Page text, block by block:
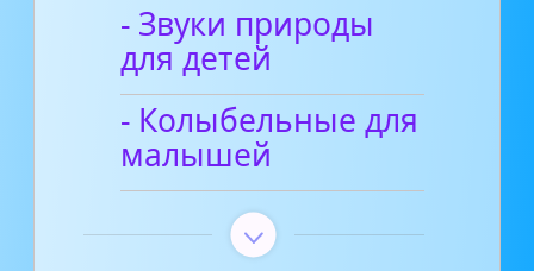
- Звуки природы
для детей
- Колыбельные для
малышей